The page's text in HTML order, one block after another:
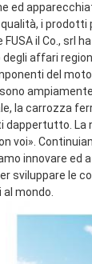
ed
i prodotti
FUSA il Co., srl
affari
del
la carrozza
dappertutto. La
voi».
innovare ed
sviluppare le
mondo.